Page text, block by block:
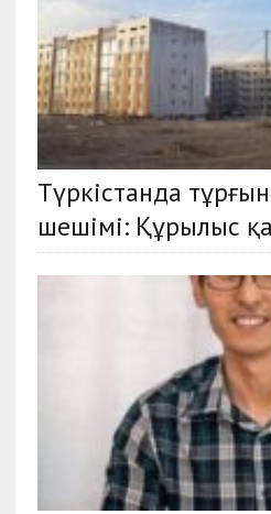
Түркістанда
шешімі: Құрылыс